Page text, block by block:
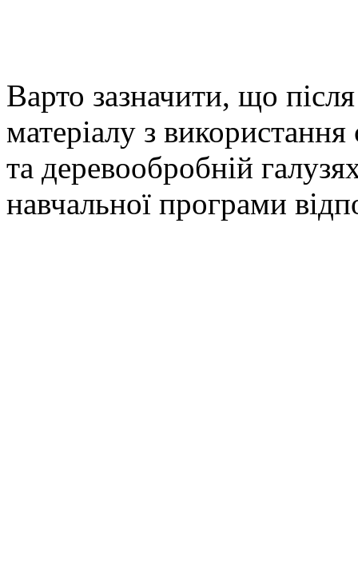
Варто зазначити, що
матеріалу з
та деревообробній
навчальної програми